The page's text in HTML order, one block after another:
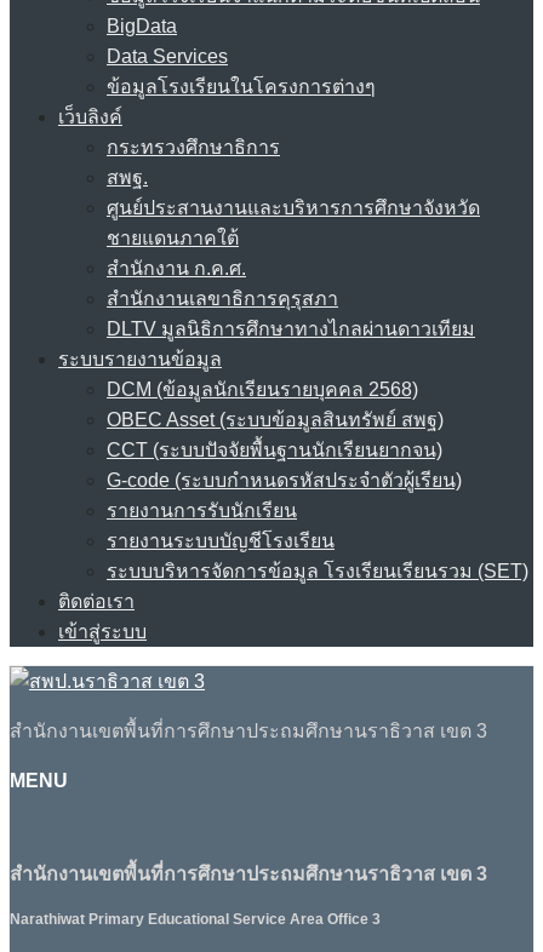
BigData
Data Services
ข้อมูลโรงเรียนในโครงการต่างๆ
เว็บลิงค์
กระทรวงศึกษาธิการ
สพฐ.
ศูนย์ประสานงานและบริหารการศึกษาจังหวัด
ชายแดนภาคใต้
สำนักงาน ก.ค.ศ.
สำนักงานเลขาธิการคุรุสภา
DLTV มูลนิธิการศึกษาทางไกลผ่านดาวเทียม
ระบบรายงานข้อมูล
DCM (ข้อมูลนักเรียนรายบุคคล 2568)
OBEC Asset (ระบบข้อมูลสินทรัพย์ สพฐ)
CCT (ระบบปัจจัยพื้นฐานนักเรียนยากจน)
G-code (ระบบกำหนดรหัสประจำตัวผู้เรียน)
รายงานการรับนักเรียน
รายงานระบบบัญชีโรงเรียน
ระบบบริหารจัดการข้อมูล โรงเรียนเรียนรวม (SET)
ติดต่อเรา
เข้าสู่ระบบ
สำนักงานเขตพื้นที่การศึกษาประถมศึกษานราธิวาส เขต 3
MENU
สำนักงานเขตพื้นที่การศึกษาประถมศึกษานราธิวาส เขต 3
Narathiwat Primary Educational Service Area Office 3